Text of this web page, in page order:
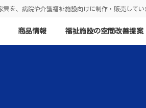
を、病院や介護福祉施設向けに制作・販売してい
商品情報 福祉施設の空間改善提案